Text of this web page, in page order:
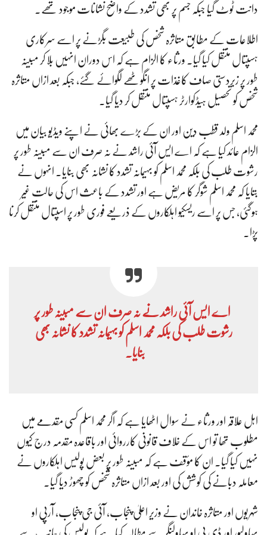
دانت ٹوٹ گیا جبکہ جسم پر بھی تشدد کے واضح نشانات موجود تھے۔
اطلاعات کے مطابق متاثرہ شخص کی طبیعت بگڑنے پر اسے سرکاری
ہسپتال منتقل کیا گیا۔ ورثاء کا الزام ہے کہ اس دوران انہیں بلا کر مبینہ
طور پر زبردستی صاف کاغذات پر انگوٹھے لگوائے گئے، جبکہ بعد ازاں متاثرہ
شخص کو تحصیل ہیڈکوارٹر ہسپتال منتقل کر دیا گیا۔
محمد اسلم ولد قطب دین اور ان کے بڑے بھائی نے اپنے ویڈیو بیان میں
الزام عائد کیا ہے کہ اے ایس آئی راشد نے نہ صرف ان سے مبینہ طور پر
رشوت طلب کی بلکہ محمد اسلم کو بہیمانہ تشدد کا نشانہ بھی بنایا۔ انہوں نے
بتایا کہ محمد اسلم شوگر کا مریض ہے اور تشدد کے باعث اس کی حالت غیر
ہوگئی، جس پر اسے ریسکیو اہلکاروں کے ذریعے فوری طور پر اسپتال منتقل کرنا
پڑا۔
اے ایس آئی راشد نے نہ صرف ان سے مبینہ طور پر
رشوت طلب کی بلکہ محمد اسلم کو بہیمانہ تشدد کا نشانہ بھی
بنایا۔
اہل علاقہ اور ورثاء نے سوال اٹھایا ہے کہ اگر محمد اسلم کسی مقدمے میں
مطلوب تھا تو اس کے خلاف قانونی کارروائی اور باقاعدہ مقدمہ درج کیوں
نہیں کیا گیا۔ ان کا مؤقف ہے کہ مبینہ طور پر بعض پولیس اہلکاروں نے
معاملہ دبانے کی کوشش کی اور بعد ازاں متاثرہ شخص کو چھوڑ دیا گیا۔
شہریوں اور متاثرہ خاندان نے وزیر اعلیٰ پنجاب، آئی جی پنجاب، آرپی او
بہاولپور اور ڈی پی او بہاولنگر سے مطالبہ کیا ہے کہ پولیس کی جانب سے